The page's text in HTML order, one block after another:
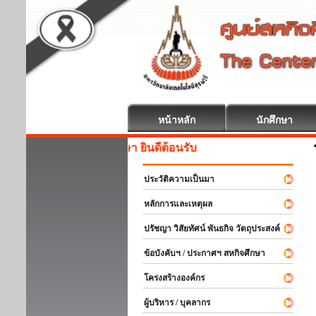
หน้าหลัก นักศึกษา
สหกิจศึกษา ยินดีต้อนรับ
ประวัติความเป็นมา
หลักการและเหตุผล
ปรัชญา วิสัยทัศน์ พันธกิจ วัตถุประสงค์
ข้อบังคับฯ / ประกาศฯ สหกิจศึกษา
โครงสร้างองค์กร
ผู้บริหาร / บุคลากร